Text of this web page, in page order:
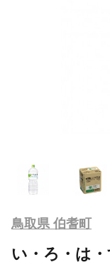
鳥取県 伯耆町
い・ろ・は